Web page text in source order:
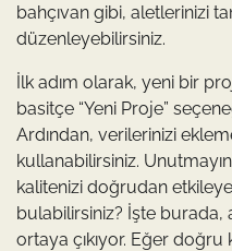
bahçıvan gibi, aletlerinizi
düzenleyebilirsiniz.
İlk adım olarak, yeni bir
basitçe “Yeni Proje”
Ardından, verilerinizi
kullanabilirsiniz.
kalitenizi doğrudan
bulabilirsiniz? İşte burada,
ortaya çıkıyor. Eğer doğru